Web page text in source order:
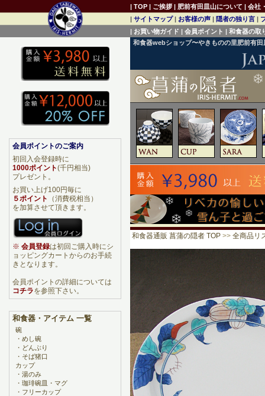
和食器webショップ〜やきものの里肥前有
和食器通販 菖蒲の隠者 TOP >> 全商品リ
会員ポイントのご案内
初回入会登録時に
1000ポイント(千円相当)
プレゼント。
お買い上げ100円毎に
５ポイント
（消費税相当）
を加算させて頂きます。
※ 会員登録は初回ご購入時にシ
ョッピングカートからのお手続
きとなります。
会員ポイントの詳細については
コチラを参照下さい。
和食器・アイテム 一覧
碗
・ めし碗
・ どんぶり
・ そば猪口
カップ
・ 湯のみ
・ 珈琲碗皿・マグ
・ フリーカップ
| TOP | ご挨拶 | 肥前有田皿山について | 会社
| サイトマップ| お客様の声 | 隠者の独り言 |
| お買い物ガイド | 会員ポイント | 和食器の取